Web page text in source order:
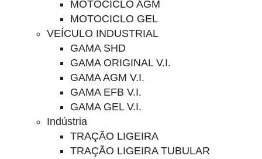
MOTOCICLO AGM
MOTOCICLO GEL
VEÍCULO INDUSTRIAL
GAMA SHD
GAMA ORIGINAL V.I.
GAMA AGM V.I.
GAMA EFB V.I.
GAMA GEL V.I.
Indústria
TRAÇÃO LIGEIRA
TRAÇÃO LIGEIRA TUBULAR